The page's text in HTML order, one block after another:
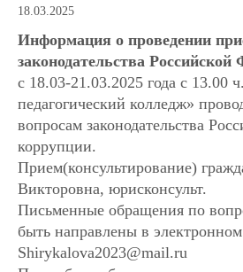
18.03.2025
Информация о проведении
законодательства
с 18.03-21.03.2025 года с
педагогический колледж»
вопросам законодательства
коррупции.
Прием(консультирование)
Викторовна, юрисконсульт.
Письменные обращения по
быть направлены в
Shirykalova2023@mail.ru